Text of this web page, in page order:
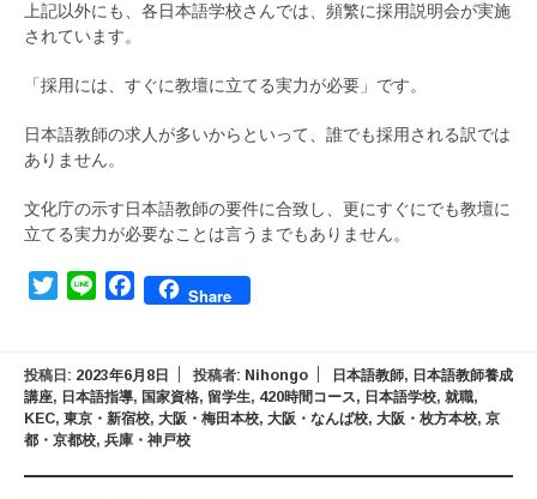
上記以外にも、各日本語学校さんでは、頻繁に採用説明会が実施
されています。
「採用には、すぐに教壇に立てる実力が必要」です。
日本語教師の求人が多いからといって、誰でも採用される訳では
ありません。
文化庁の示す日本語教師の要件に合致し、更にすぐにでも教壇に
立てる実力が必要なことは言うまでもありません。
TwitterLine FacebookShare
投稿日: 2023年6月8日 投稿者: Nihongo 日本語教師, 日本語教師養成
講座, 日本語指導, 国家資格, 留学生, 420時間コース, 日本語学校, 就職,
KEC, 東京・新宿校, 大阪・梅田本校, 大阪・なんば校, 大阪・枚方本校, 京
都・京都校, 兵庫・神戸校